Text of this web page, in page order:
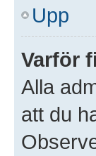
Upp
Varför
Alla
att du